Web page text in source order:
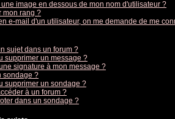
image en dessous de mon nom d'utilisateur ?
mon rang ?
e-mail d'un utilisateur, on me demande de me
sujet dans un forum ?
supprimer un message ?
signature à mon message ?
sondage ?
supprimer un sondage ?
à un forum ?
dans un sondage ?